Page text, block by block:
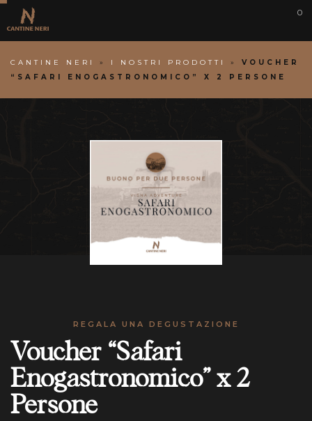
0
CANTINE NERI » I NOSTRI PRODOTTI » VOUCHER
“SAFARI ENOGASTRONOMICO” X 2 PERSONE
REGALA UNA DEGUSTAZIONE
Voucher “Safari
Enogastronomico” x 2
Persone